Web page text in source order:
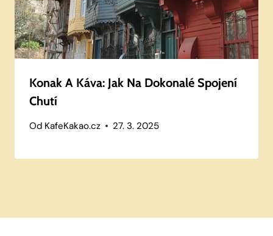
Konak A Káva: Jak Na Dokonalé Spojení
Chutí
Od KafeKakao.cz 27. 3. 2025